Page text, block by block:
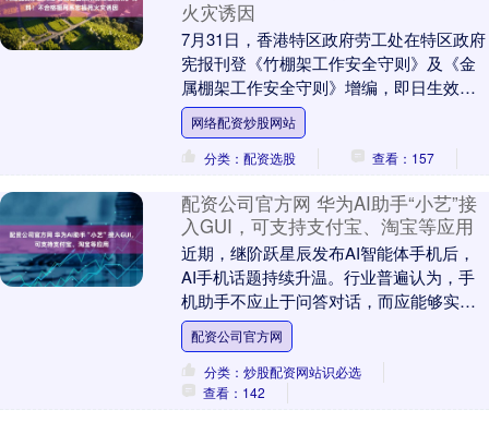
火灾诱因
7月31日，香港特区政府劳工处在特区政府
宪报刊登《竹棚架工作安全守则》及《金
属棚架工作安全守则》增编，即日生效，
以加强棚架（即脚手架）安全性。南都N视
频此前报道....
网络配资炒股网站
分类：配资选股
查看：157
配资公司官方网 华为AI助手“小艺”接
入GUI，可支持支付宝、淘宝等应用
近期，继阶跃星辰发布AI智能体手机后，
AI手机话题持续升温。行业普遍认为，手
机助手不应止于问答对话，而应能够实际
帮助用户完成任务，国内外手机厂商均在
沿这一方向探....
配资公司官方网
分类：炒股配资网站识必选
查看：142